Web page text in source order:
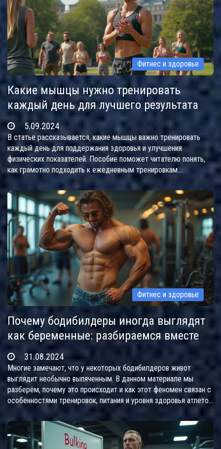
Фитнес и здоровье
Какие мышцы нужно тренировать
каждый день для лучшего результата
5.09.2024
В статье рассказывается, какие мышцы важно тренировать
каждый день для поддержания здоровья и улучшения
физических показателей. Пособие поможет читателю понять,
как грамотно подходить к ежедневным тренировкам.
Рассматриваются полезные советы и интересные факты о
работе с мышцами.
Фитнес и здоровье
Почему бодибилдеры иногда выглядят
как беременные: разбираемся вместе
31.08.2024
Многие замечают, что у некоторых бодибилдеров живот
выглядит необычно выпяченным. В данном материале мы
разберём, почему это происходит и как этот феномен связан с
особенностями тренировок, питания и уровня здоровья атлетов.
Поговорим о влиянии стеройдов, распределении жира и
нервной системы на внешний вид бодибилдера.